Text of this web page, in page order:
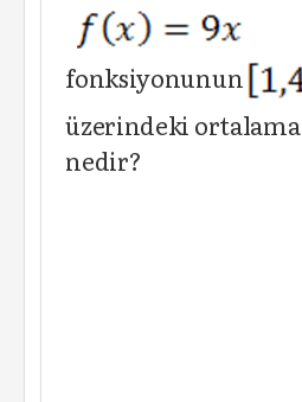
fonksiyonunun
üzerindeki
nedir?